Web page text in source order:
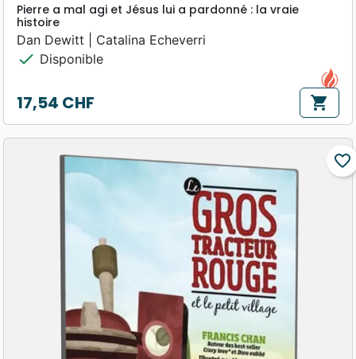
Pierre a mal agi et Jésus lui a pardonné : la vraie
histoire
Dan Dewitt | Catalina Echeverri
check Disponible
Prix
17,54 CHF shopping_cart
favorite_border